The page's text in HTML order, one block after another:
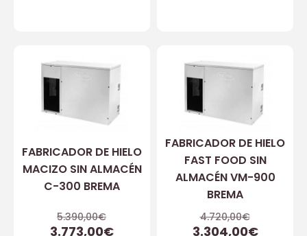
FABRICADOR DE HIELO
MACIZO SIN ALMACÉN
C-300 BREMA
5.390,00€
3.773,00€
FABRICADOR DE HIELO
FAST FOOD SIN
ALMACÉN VM-900
BREMA
4.720,00€
3.304,00€